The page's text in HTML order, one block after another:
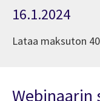
16.1.2024
Lataa maksuton
Webinaarin